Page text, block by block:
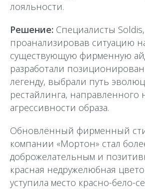
лояльности.
Решение: Специалисты Soldis,
проанализировав ситуацию
существующую фирменную
разработали
легенду, выбрали путь
рестайлинга, направленного
агрессивности образа.
Обновлённый фирменный
компании «Мортон» стал
доброжелательным и
красная недружелюбная
уступила место красно-бело-